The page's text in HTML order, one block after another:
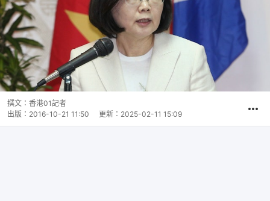
撰文： 香港01記者
出版： 2016-10-21 11:50 更新： 2025-02-11 15:09